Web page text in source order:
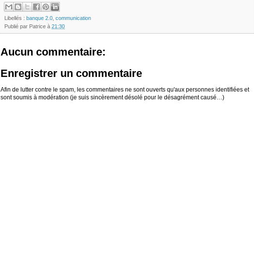
Libellés : banque 2.0, communication
Publié par Patrice à 21:30
Aucun commentaire:
Enregistrer un commentaire
Afin de lutter contre le spam, les commentaires ne sont ouverts qu'aux personnes identifiées et
sont soumis à modération (je suis sincèrement désolé pour le désagrément causé…)